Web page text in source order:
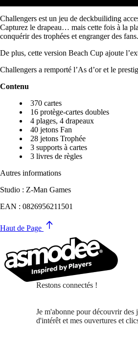
Challengers est un jeu de deckbuiliding
Capturez le drapeau… mais cette fois à la
conquérir des trophées et engranger des
De plus, cette version Beach Cup ajoute
Challengers a remporté l’As d’or et le
Contenu
370 cartes
16 protège-cartes doubles
4 plages, 4 drapeaux
40 jetons Fan
28 jetons Trophée
3 supports à cartes
3 livres de règles
Autres informations
Studio : Z-Man Games
EAN : 0826956211501
Haut de Page
Restons connectés !
Je m'abonne pour découvrir des
d'intérêt et mes ouvertures et